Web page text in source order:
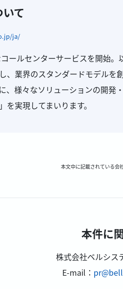
て
ja/
ールセンターサービスを開始
、業界のスタンダードモデル
、様々なソリューションの開発
実現してまいります。
本文中に記載されている会
本件に
株式会社ベルシ
E-mail：